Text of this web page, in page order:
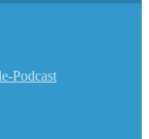
Podcast